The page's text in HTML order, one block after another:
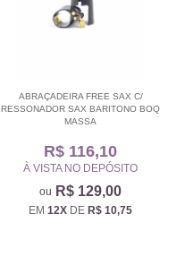
ABRAÇADEIRA FREE SAX C/
RESSONADOR SAX BARITONO BOQ
MASSA
R$ 116,10
À VISTA NO DEPÓSITO
R$ 129,00
EM 12X DE R$ 10,75